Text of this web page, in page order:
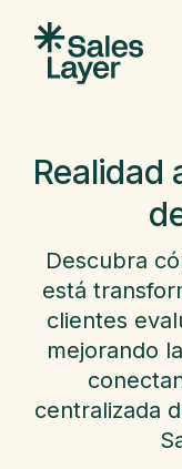
Realidad
Descubra
está
clientes
mejorando
centralizada